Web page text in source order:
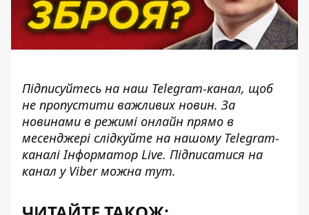
Підписуйтесь на наш Telegram-канал, щоб
не пропустити важливих новин. За
новинами в режимі онлайн прямо в
месенджері слідкуйте на нашому Telegram-
каналіІнформатор Live. Підписатися на
канал у Viber можна тут.